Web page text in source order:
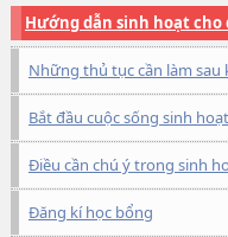
Hướng dẫn sinh hoạt cho
Những thủ tục cần làm sau
Bắt đầu cuộc sống sinh
Điều cần chú ý trong sinh
Đăng kí học bổng